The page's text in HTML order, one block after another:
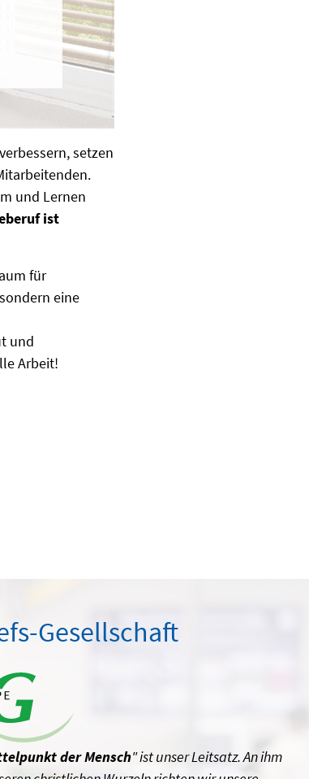
setzen
und Lernen
ist
für
eine
und
Arbeit!
Gesellschaft
der Mensch" ist unser Leitsatz. An ihm